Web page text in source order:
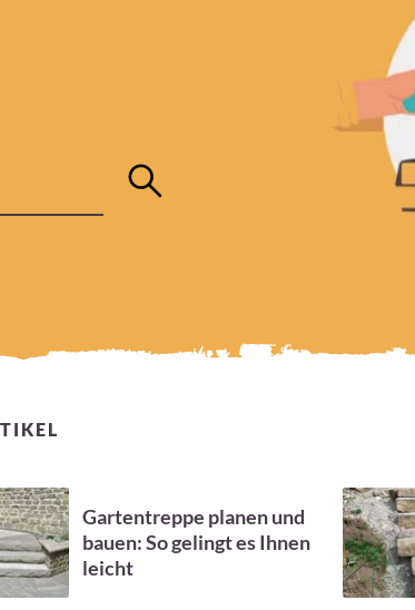
Gartentreppe planen und
bauen: So gelingt es Ihnen
leicht